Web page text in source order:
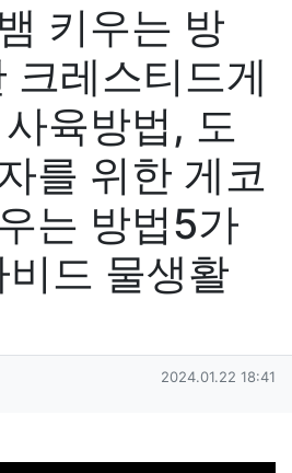
키우는 방
크레스티드게
육방법, 도
를 위한 게코
는 방법5가
드 물생활
작성일
2024.01.22 18:41